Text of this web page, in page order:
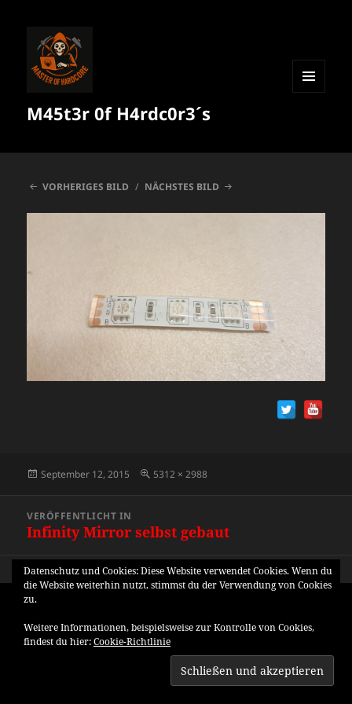
M45t3r 0f H4rdc0r3´s
VORHERIGES BILD NÄCHSTES BILD
Veröffentlicht
September 12, 2015 Originalgröße
5312 × 2988
VERÖFFENTLICHT IN
Infinity Mirror selbst gebaut
Datenschutz und Cookies: Diese Website verwendet Cookies. Wenn du
die Website weiterhin nutzt, stimmst du der Verwendung von Cookies
zu.
Weitere Informationen, beispielsweise zur Kontrolle von Cookies,
findest du hier:Cookie-Richtlinie